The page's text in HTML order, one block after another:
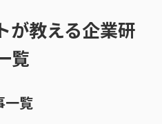
が教える企業研
覧
一覧